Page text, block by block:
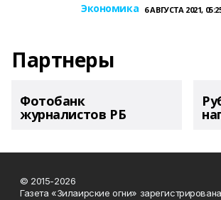
Экономика 6 АВГУСТА 2021,
Партнеры
Фотобанк
журналистов РБ
© 2015-2026
Газета «Зилаирские огни»